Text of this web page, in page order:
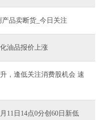
品卖断货_今日关注
油品报价上涨
，逢低关注消费股机会 速
11日14点0分创60日新低